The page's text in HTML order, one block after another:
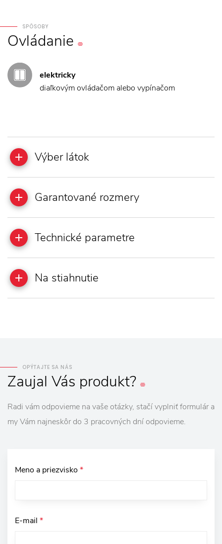
SPÔSOBY
Ovládanie
elektricky
diaľkovým ovládačom alebo vypínačom
Výber látok
Garantované rozmery
Technické parametre
Na stiahnutie
OPÝTAJTE SA NÁS
Zaujal Vás produkt?
Radi vám odpovieme na vaše otázky, stačí vyplniť formulár a
my Vám najneskôr do 3 pracovných dní odpovieme.
Meno a priezvisko *
E-mail *